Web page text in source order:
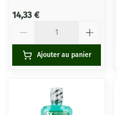
14,33 €
Ajouter au panier